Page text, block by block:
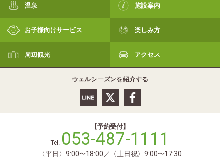
温泉 施設案内
お子様向けサービス 楽しみ方
周辺観光 アクセス
ウェルシーズンを紹介する
【予約受付】
Tel. 053-487-1111
〈平日〉9:00〜18:00／〈土日祝〉9:00〜17:30